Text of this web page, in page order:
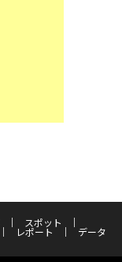
スポット
レポート データ